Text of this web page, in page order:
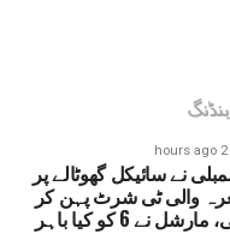
2 hours ago
نے سائیکل گھوٹالے پر
والی ٹی شرٹ پہن کر
نے 6 کو کیا باہر